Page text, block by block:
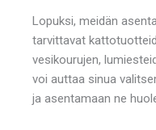
Lopuksi, meidän
tarvittavat
vesikourujen,
voi auttaa sinua
ja asentamaan ne